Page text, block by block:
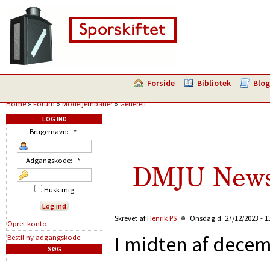
Forside Bibliotek Blog
Home»Forum»Modeljernbaner»Generelt
DMJU
Skrevet afHenrik PS Onsdag d. 27/12/2023 -
I midten af
LOG IND
Brugernavn: *
Adgangskode: *
Husk mig
Opret konto
Bestil ny adgangskode
SØG